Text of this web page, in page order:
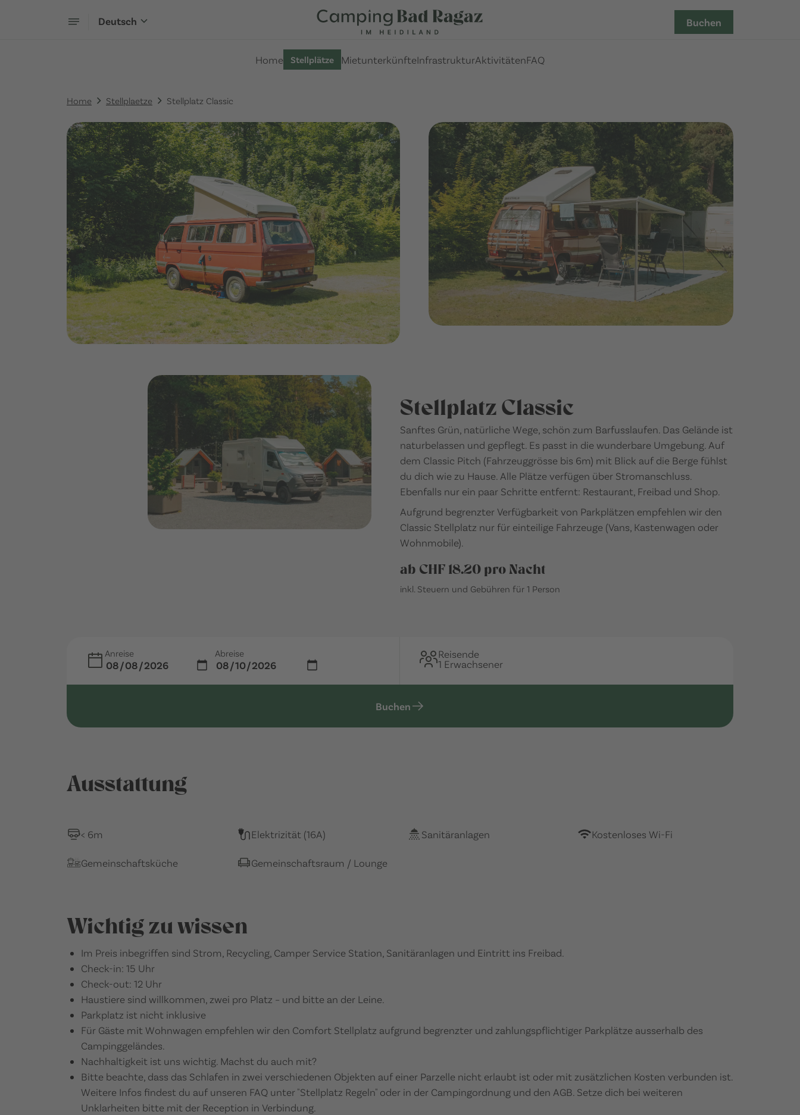
Deutsch Buchen
Home Stellplätze MietunterkünfteInfrastrukturAktivitätenFAQ
Home Stellplaetze Stellplatz Classic
Stellplatz Classic
Sanftes Grün, natürliche Wege, schön zum Barfusslaufen. Das Gelände ist
naturbelassen und gepflegt. Es passt in die wunderbare Umgebung. Auf
dem Classic Pitch (Fahrzeuggrösse bis 6m) mit Blick auf die Berge fühlst
du dich wie zu Hause. Alle Plätze verfügen über Stromanschluss.
Ebenfalls nur ein paar Schritte entfernt: Restaurant, Freibad und Shop.
Aufgrund begrenzter Verfügbarkeit von Parkplätzen empfehlen wir den
Classic Stellplatz nur für einteilige Fahrzeuge (Vans, Kastenwagen oder
Wohnmobile).
ab CHF 18.20 pro Nacht
inkl. Steuern und Gebühren für 1 Person
Anreise Abreise
Reisende
1 Erwachsener
Buchen
Ausstattung
< 6m Elektrizität (16A) Sanitäranlagen Kostenloses Wi-Fi
Gemeinschaftsküche Gemeinschaftsraum / Lounge
Wichtig zu wissen
Im Preis inbegriffen sind Strom, Recycling, Camper Service Station, Sanitäranlagen und Eintritt ins Freibad.
Check-in: 15 Uhr
Check-out: 12 Uhr
Haustiere sind willkommen, zwei pro Platz ­­– und bitte an der Leine.
Parkplatz ist nicht inklusive
Für Gäste mit Wohnwagen empfehlen wir den Comfort Stellplatz aufgrund begrenzter und zahlungspflichtiger Parkplätze ausserhalb des
Campinggeländes.
Nachhaltigkeit ist uns wichtig. Machst du auch mit?
Bitte beachte, dass das Schlafen in zwei verschiedenen Objekten auf einer Parzelle nicht erlaubt ist oder mit zusätzlichen Kosten verbunden ist.
Weitere Infos findest du auf unseren FAQ unter "Stellplatz Regeln" oder in der Campingordnung und den AGB. Setze dich bei weiteren
Unklarheiten bitte mit der Reception in Verbindung.